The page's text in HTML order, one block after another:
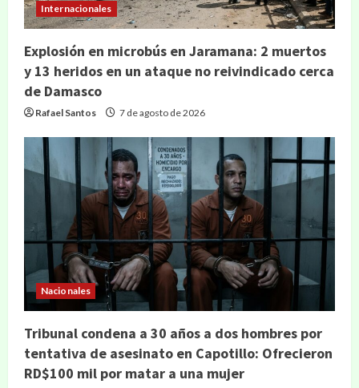
Internacionales
Explosión en microbús en Jaramana: 2 muertos
y 13 heridos en un ataque no reivindicado cerca
de Damasco
Rafael Santos 7 de agosto de 2026
Nacionales
Tribunal condena a 30 años a dos hombres por
tentativa de asesinato en Capotillo: Ofrecieron
RD$100 mil por matar a una mujer